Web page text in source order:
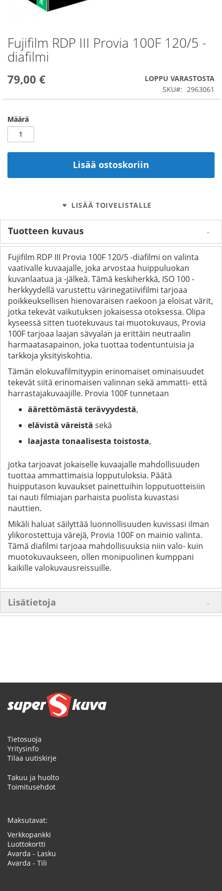
Fujifilm RDP III Provia 100F 120/5 -
diafilmi
79,00 €
LOPPU VARASTOSTA
SKU
2963061
Määrä
Lisää ostoskoriin
LISÄÄ TOIVELISTALLE
Skip
to
the
of
Tuotteen kuvaus
Fujifilm RDP III Provia 100F 120/5 -diafilmi on valinta
vaativalle kuvaajalle, joka arvostaa huippuluokan
kuvanlaatua ja -jälkeä. Tämä keskiherkkä, ISO 100 -
herkkyydellä varustettu värinegatiivifilmi tarjoaa
poikkeuksellisen hienovaraisen raekoon ja eloisat värit,
jotka tekevät vaikutuksen jokaisessa otoksessa. Olipa
kyseessä sitten tuotekuvaus tai muotokuvaus, Provia
100F tarjoaa laajan sävyalan ja erittäin neutraalin
harmaatasapainon, joka tuottaa todentuntuisia ja
tarkkoja yksityiskohtia.
Tämän elokuvafilmityypin erinomaiset ominaisuudet
tekevät siitä erinomaisen valinnan sekä ammatti- että
harrastajakuvaajille. Provia 100F tunnetaan
äärettömästä terävyydestä,
elävistä väreistä sekä
laajasta tonaalisesta toistosta,
jotka tarjoavat jokaiselle kuvaajalle mahdollisuuden
tuottaa ammattimaisia lopputuloksia. Päätä
huipputason kuvaukset painettuihin lopputuotteisiin
tai nauti filmiajan parhaista puolista kuvastasi
nauttien.
Mikäli haluat säilyttää luonnollisuuden kuvissasi ilman
ylikorostettuja värejä, Provia 100F on mainio valinta.
Tämä diafilmi tarjoaa mahdollisuuksia niin valo- kuin
muotokuvaukseen, ollen monipuolinen kumppani
kaikille valokuvausreissuille.
Lisätietoja
Tietosuoja
Yritysinfo
Tilaa uutiskirje
Takuu ja huolto
Toimitusehdot
Maksutavat:
Verkkopankki
Luottokortti
Avarda - Lasku
Avarda - Tili